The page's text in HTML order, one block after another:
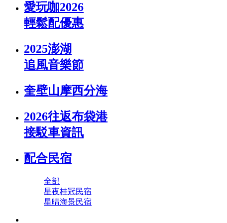
愛玩咖2026
輕鬆配優惠
2025澎湖
追風音樂節
奎壁山摩西分海
2026往返布袋港
接駁車資訊
配合民宿
全部
星夜桂冠民宿
星晴海景民宿